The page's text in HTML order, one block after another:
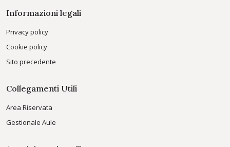
Informazioni legali
Privacy policy
Cookie policy
Sito precedente
Collegamenti Utili
Area Riservata
Gestionale Aule